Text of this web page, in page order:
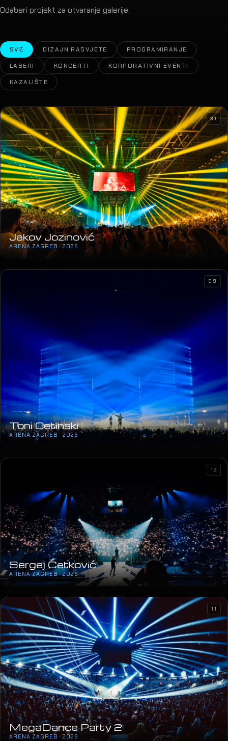
Odaberi projekt za otvaranje galerije.
SVE DIZAJN RASVJETE
PROGRAMIRANJE
LASERI
KONCERTI
KORPORATIVNI EVENTI
KAZALIŠTE
Jakov Jozinović
ARENA ZAGREB · 2026
31
Toni Cetinski
ARENA ZAGREB · 2026
09
Sergej Ćetković
ARENA ZAGREB · 2026
12
MegaDance Party 2
ARENA ZAGREB · 2026
11